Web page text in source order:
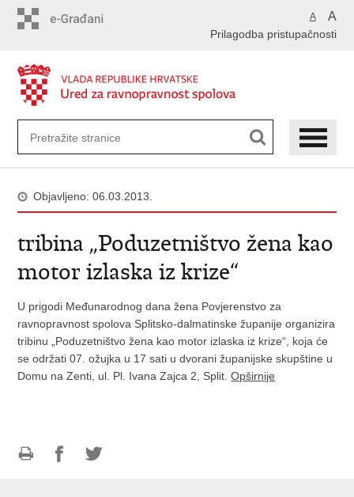
A A
Prilagodba pristupačnosti
Objavljeno: 06.03.2013.
tribina „Poduzetništvo žena kao
motor izlaska iz krize“
U prigodi Međunarodnog dana žena Povjerenstvo za
ravnopravnost spolova Splitsko-dalmatinske županije organizira
tribinu „Poduzetništvo žena kao motor izlaska iz krize“, koja će
se održati 07. ožujka u 17 sati u dvorani županijske skupštine u
Domu na Zenti, ul. Pl. Ivana Zajca 2, Split.Opširnije